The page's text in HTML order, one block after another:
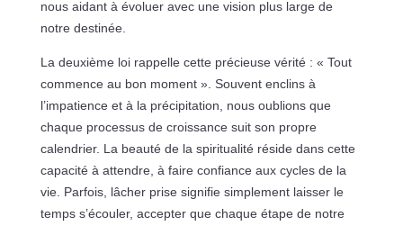
nous aidant à évoluer avec une vision plus large de
notre destinée.
La deuxième loi rappelle cette précieuse vérité : « Tout
commence au bon moment ». Souvent enclins à
l’impatience et à la précipitation, nous oublions que
chaque processus de croissance suit son propre
calendrier. La beauté de la spiritualité réside dans cette
capacité à attendre, à faire confiance aux cycles de la
vie. Parfois, lâcher prise signifie simplement laisser le
temps s’écouler, accepter que chaque étape de notre